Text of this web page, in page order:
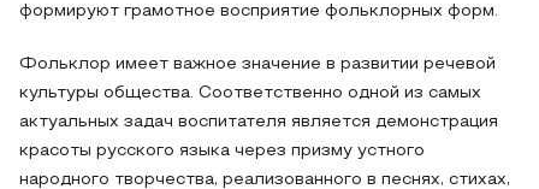
формируют грамотное восприятие фольклорных форм.
Фольклор имеет важное значение в развитии речевой
культуры общества. Соответственно одной из самых
актуальных задач воспитателя является демонстрация
красоты русского языка через призму устного
народного творчества, реализованного в песнях, стихах,